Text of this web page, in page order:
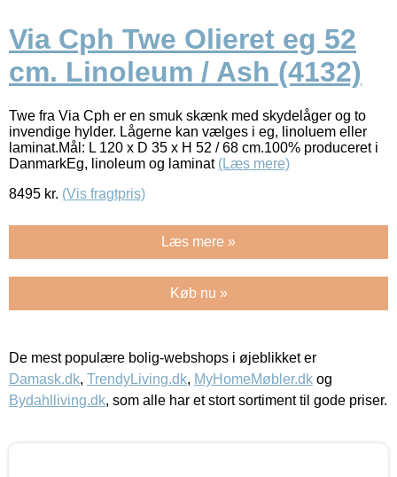
Via Cph Twe Olieret eg 52
cm. Linoleum / Ash (4132)
Twe fra Via Cph er en smuk skænk med skydelåger og to
invendige hylder. Lågerne kan vælges i eg, linoluem eller
laminat.Mål: L 120 x D 35 x H 52 / 68 cm.100% produceret i
DanmarkEg, linoleum og laminat (Læs mere)
8495 kr. (Vis fragtpris)
Læs mere »
Køb nu »
De mest populære bolig-webshops i øjeblikket er
Damask.dk, TrendyLiving.dk, MyHomeMøbler.dk og
Bydahlliving.dk, som alle har et stort sortiment til gode priser.